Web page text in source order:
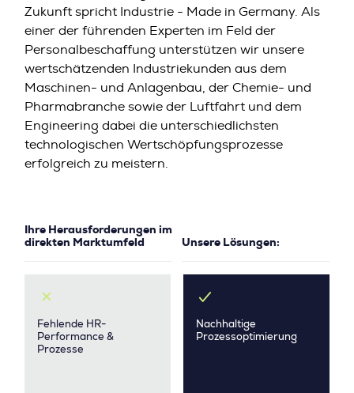
Zukunft spricht Industrie - Made in Germany. Als
einer der führenden Experten im Feld der
Personalbeschaffung unterstützen wir unsere
wertschätzenden Industriekunden aus dem
Maschinen- und Anlagenbau, der Chemie- und
Pharmabranche sowie der Luftfahrt und dem
Engineering dabei die unterschiedlichsten
technologischen Wertschöpfungsprozesse
erfolgreich zu meistern.
Ihre Herausforderungen im
direkten Marktumfeld
Unsere Lösungen:
Fehlende HR-
Performance &
Prozesse
Nachhaltige
Prozessoptimierung